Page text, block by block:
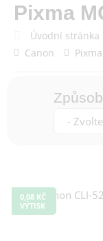
Pixma
Úvodní stránka
Canon
Pixma
0,08 KČ
VÝTISK